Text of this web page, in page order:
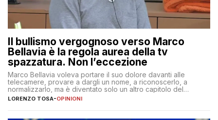
Il bullismo vergognoso verso Marco
Bellavia è la regola aurea della tv
spazzatura. Non l’eccezione
Marco Bellavia voleva portare il suo dolore davanti alle
telecamere, provare a dargli un nome, a riconoscerlo, a
normalizzarlo, ma è diventato solo un altro capitolo del
copione
LORENZO TOSA-OPINIONI